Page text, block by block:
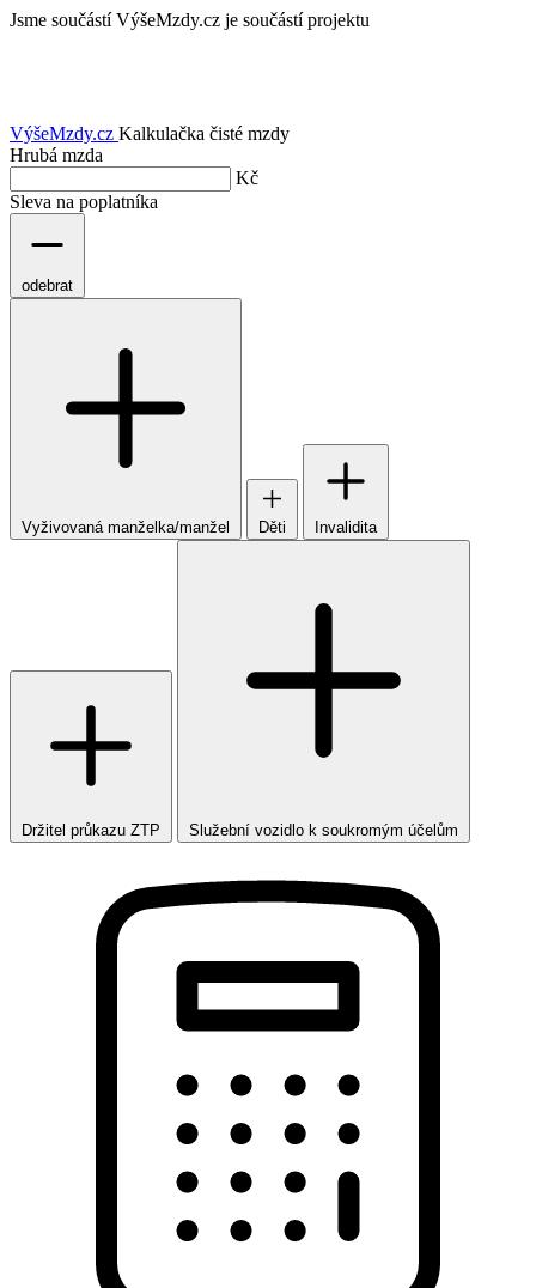
Jsme součástí VýšeMzdy.cz je součástí projektu
VýšeMzdy.cz Kalkulačka čisté mzdy
Hrubá mzda
Kč
Sleva na poplatníka
odebrat
Vyživovaná manželka/manžel Děti Invalidita
Držitel průkazu ZTP Služební vozidlo k soukromým účelům